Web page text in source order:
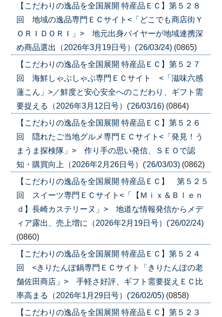
【こだわりの逸品を全国展開 特産品ＥＣ】第５２８
回 地域の逸品専門ＥＣサイト<「どこでも商店街Ｙ
ＯＲＩＤＯＲＩ」> 地元出身バイヤーが地域連携深
め商品選出（2026年3月19日号）('26/03/24) (0865)
【こだわりの逸品を全国展開 特産品ＥＣ】第５２７
回 海鮮しゃぶしゃぶ専門ＥＣサイト <「滋味六感
蓮こん」>／鮮度と安心安全へのこだわり、ギフト需
要捉える（2026年3月12日号）('26/03/16) (0864)
【こだわりの逸品を全国展開 特産品ＥＣ】第５２６
回 隠れたご当地グルメ専門ＥＣサイト<「発見！う
まうま探検隊」> 作り手の思い発信、ＳＥＯで認
知・購買向上（2026年2月26日号）('26/03/03) (0862)
【こだわりの逸品を全国展開 特産品ＥＣ】 第５２５
回 スイーツ専門ＥＣサイト<「【Ｍｉｘ＆Ｂｌｅｎ
ｄ】長崎カステリーヌ」> 地道な情報発信からメデ
ィア露出、売上増に（2026年2月19日号）('26/02/24)
(0860)
【こだわりの逸品を全国展開 特産品ＥＣ】第５２４
回 <きりたんぽ鍋専門ＥＣサイト「きりたんぽの老
舗佐田商店」> 手軽さ好評、ギフト需要捉えＥＣ比
率高まる（2026年1月29日号）('26/02/05) (0858)
【こだわりの逸品を全国展開 特産品ＥＣ】第５２３